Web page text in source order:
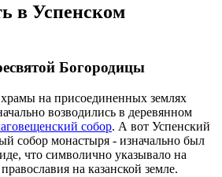
в Успенском
Богородицы
на присоединенных землях
возводились в деревянном
собор. А вот Успенский
собор монастыря - изначально был
что символично указывало на
на казанской земле.